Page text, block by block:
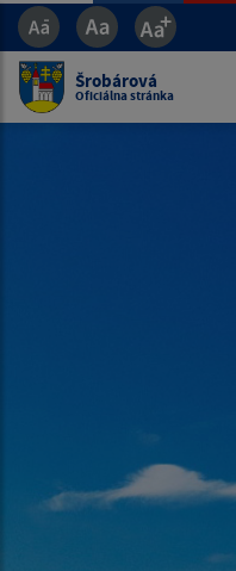
Šrobárová
Oficiálna stránka